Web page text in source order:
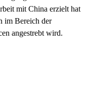
mit China erzielt hat
im Bereich der
angestrebt wird.